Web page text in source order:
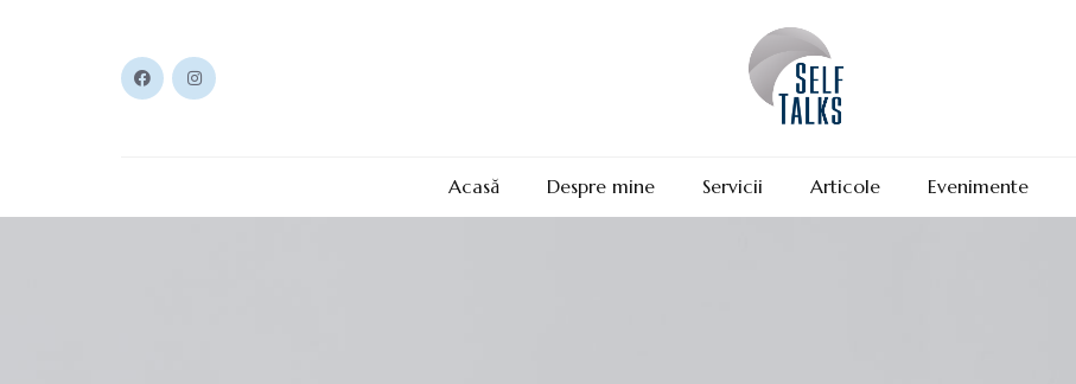
Acasă Despre mine Servicii Articole Evenimente